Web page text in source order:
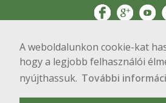
A weboldalunkon cookie-kat
hogy a legjobb felhasználói
nyújthassuk. További